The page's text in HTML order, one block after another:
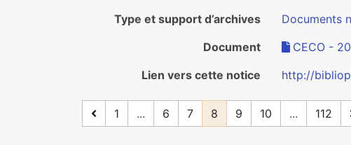
Type et support d’archives
Documents
Document
CECO -
Lien vers cette notice
http://
1 ... 6 7 8 9 10 ... 112